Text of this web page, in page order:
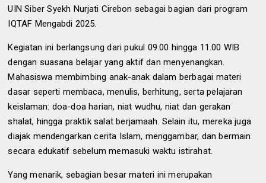
UIN Siber Syekh Nurjati Cirebon sebagai bagian dari program
IQTAF Mengabdi 2025.
Kegiatan ini berlangsung dari pukul 09.00 hingga 11.00 WIB
dengan suasana belajar yang aktif dan menyenangkan.
Mahasiswa membimbing anak-anak dalam berbagai materi
dasar seperti membaca, menulis, berhitung, serta pelajaran
keislaman: doa-doa harian, niat wudhu, niat dan gerakan
shalat, hingga praktik salat berjamaah. Selain itu, mereka juga
diajak mendengarkan cerita Islam, menggambar, dan bermain
secara edukatif sebelum memasuki waktu istirahat.
Yang menarik, sebagian besarmateri ini merupakan